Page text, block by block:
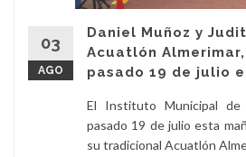
03
AGO
Daniel Muñoz y
Acuatlón
pasado 19 de julio
El Instituto Municipal de
pasado 19 de julio esta
su tradicional Acuatlón